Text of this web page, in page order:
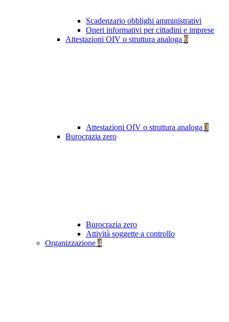
Scadenzario obblighi amministrativi
Oneri informativi per cittadini e imprese
Attestazioni OIV o struttura analoga 6
Attestazioni OIV o struttura analoga 3
Burocrazia zero
Burocrazia zero
Attività soggette a controllo
Organizzazione 4